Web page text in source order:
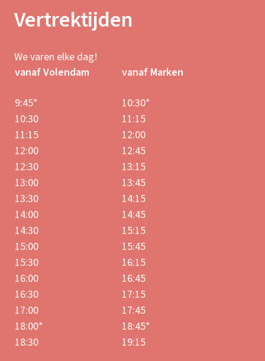
Vertrektijden
We varen elke dag!
vanaf Volendam
vanaf Marken
9:45*
10:30*
10:30
11:15
11:15
12:00
12:00
12:45
12:30
13:15
13:00
13:45
13:30
14:15
14:00
14:45
14:30
15:15
15:00
15:45
15:30
16:15
16:00
16:45
16:30
17:15
17:00
17:45
18:00*
18:45*
18:30
19:15